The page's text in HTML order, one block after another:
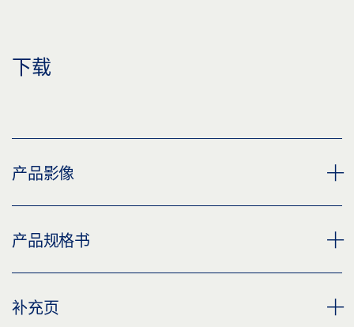
下载
产品影像
滑尺 TS 3/5000 BG
标签义务: © GEZE GmbH
产品规格书
BG TS 5000 / 3000 滑尺 产品规格书 ZH
补充页